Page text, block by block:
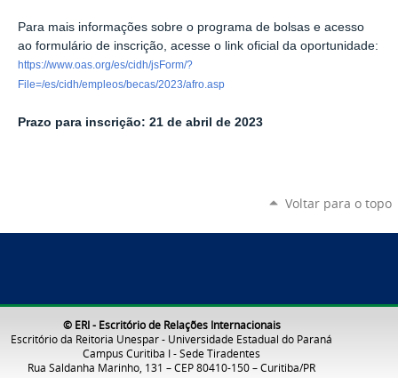
Para mais informações sobre o programa de bolsas e acesso
ao formulário de inscrição, acesse o link oficial da oportunidade:
https://www.oas.org/es/cidh/jsForm/?
File=/es/cidh/empleos/becas/2023/afro.asp
Prazo para inscrição: 21 de abril de 2023
Voltar para o topo
© ERI - Escritório de Relações Internacionais
Escritório da Reitoria Unespar - Universidade Estadual do Paraná
Campus Curitiba I - Sede Tiradentes
Rua Saldanha Marinho, 131 – CEP 80410-150 – Curitiba/PR